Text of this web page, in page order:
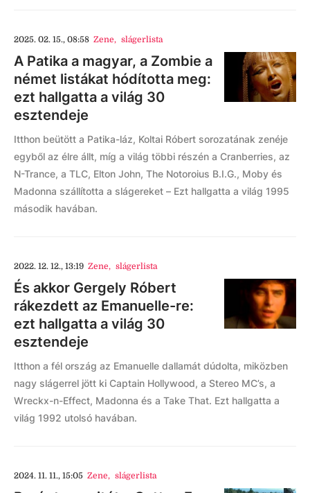
2025. 02. 15., 08:58 Zene, slágerlista
A Patika a magyar, a Zombie a
német listákat hódította meg:
ezt hallgatta a világ 30
esztendeje
Itthon beütött a Patika-láz, Koltai Róbert sorozatának zenéje
egyből az élre állt, míg a világ többi részén a Cranberries, az
N-Trance, a TLC, Elton John, The Notoroius B.I.G., Moby és
Madonna szállította a slágereket – Ezt hallgatta a világ 1995
második havában.
2022. 12. 12., 13:19 Zene, slágerlista
És akkor Gergely Róbert
rákezdett az Emanuelle-re:
ezt hallgatta a világ 30
esztendeje
Itthon a fél ország az Emanuelle dallamát dúdolta, miközben
nagy slágerrel jött ki Captain Hollywood, a Stereo MC’s, a
Wreckx-n-Effect, Madonna és a Take That. Ezt hallgatta a
világ 1992 utolsó havában.
2024. 11. 11., 15:05 Zene, slágerlista